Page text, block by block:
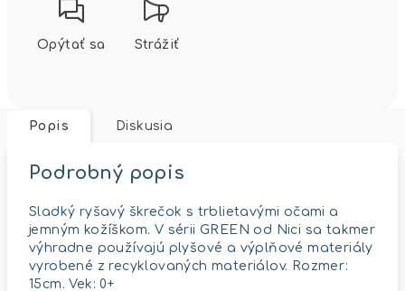
Opýtať sa Strážiť
Popis Diskusia
Podrobný popis
Sladký ryšavý škrečok s trblietavými očami a
jemným kožíškom. V sérii GREEN od Nici sa takmer
výhradne používajú plyšové a výplňové materiály
vyrobené z recyklovaných materiálov. Rozmer:
15cm. Vek: 0+